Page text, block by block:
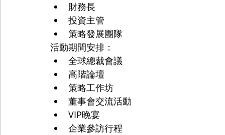
財務長
投資主管
策略發展團隊
活動期間安排：
全球總裁會議
高階論壇
策略工作坊
董事會交流活動
VIP晚宴
企業參訪行程